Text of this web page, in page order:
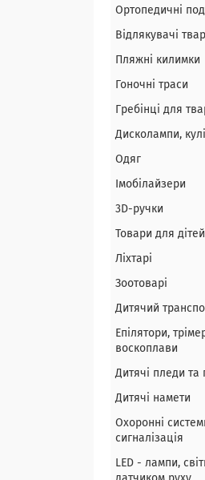
Ортопедичні
Відлякувачі
Пляжні килимки
Гоночні траси
Гребінці для
Дисколампи,
Одяг
Імобілайзери
3D-ручки
Товари для дітей
Ліхтарі
Зоотоварі
Дитячий
Епілятори,
воскоплави
Дитячі пледи та
Дитячі намети
Охоронні
сигналізація
LED - лампи,